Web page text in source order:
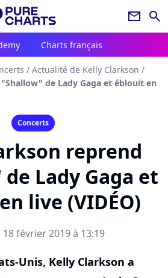
newsletter search
Charts français
/ Actualité de Kelly Clarkson /
de Lady Gaga et éblouit en
Concerts
reprend
Lady Gaga et
live (VIDÉO)
18 février 2019 à 13:19
Unis, Kelly Clarkson a